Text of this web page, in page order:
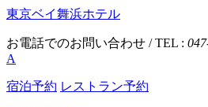
東京ベイ舞浜ホテル
お電話でのお問い合わせ / TEL :
A
宿泊予約 レストラン予約